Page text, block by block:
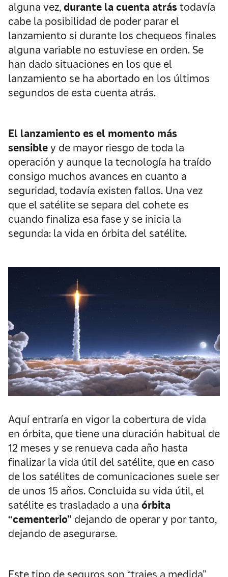
alguna vez,durante la cuenta atrástodavía
cabe la posibilidad de poder parar el
lanzamiento si durante los chequeos finales
alguna variable no estuviese en orden. Se
han dado situaciones en los que el
lanzamiento se ha abortado en los últimos
segundos de esta cuenta atrás.
El lanzamiento es el momento más
sensibley de mayor riesgo de toda la
operación y aunque la tecnología ha traído
consigo muchos avances en cuanto a
seguridad, todavía existen fallos. Una vez
que el satélite se separa del cohete es
cuando finaliza esa fase y se inicia la
segunda: la vida en órbita del satélite.
Aquí entraría en vigor la cobertura de vida
en órbita, que tiene una duración habitual de
12 meses y se renueva cada año hasta
finalizar la vida útil del satélite, que en caso
de los satélites de comunicaciones suele ser
de unos 15 años. Concluida su vida útil, el
satélite es trasladado a una órbita
“cementerio” dejando de operar y por tanto,
dejando de asegurarse.
Este tipo de seguros son “trajes a medida”